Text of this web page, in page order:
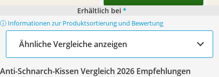
Erhältlich bei *
ⓘ Informationen zur Produktsortierung und Bewertung
Ähnliche Vergleiche anzeigen
Anti-Schnarch-Kissen Vergleich 2026 Empfehlungen